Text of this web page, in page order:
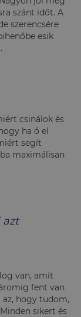
szánt időt. A
szerencsére
esik
csinálok és
ha ő el
segít
maximálisan
azt
van, amit
fent van
az, hogy tudom,
sikert és